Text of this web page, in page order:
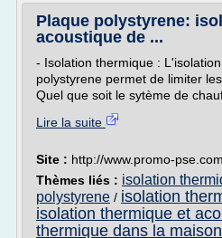
Plaque polystyrene:
acoustique de ...
- Isolation thermique :
polystyrene permet de limiter
Quel que soit le sytème de
Lire la suite
Site : http://www.promo-pse.com
Thèmes liés : isolation
polystyrene / isolation
isolation thermique et
thermique dans la maison